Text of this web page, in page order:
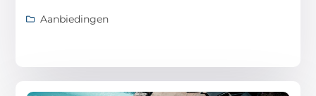
Aanbiedingen